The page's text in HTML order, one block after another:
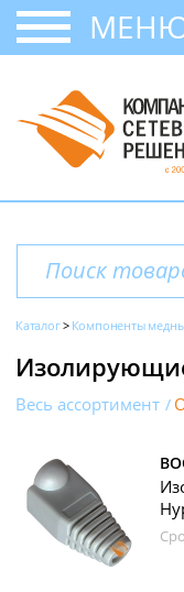
Каталог Компоненты
Весь ассортимент